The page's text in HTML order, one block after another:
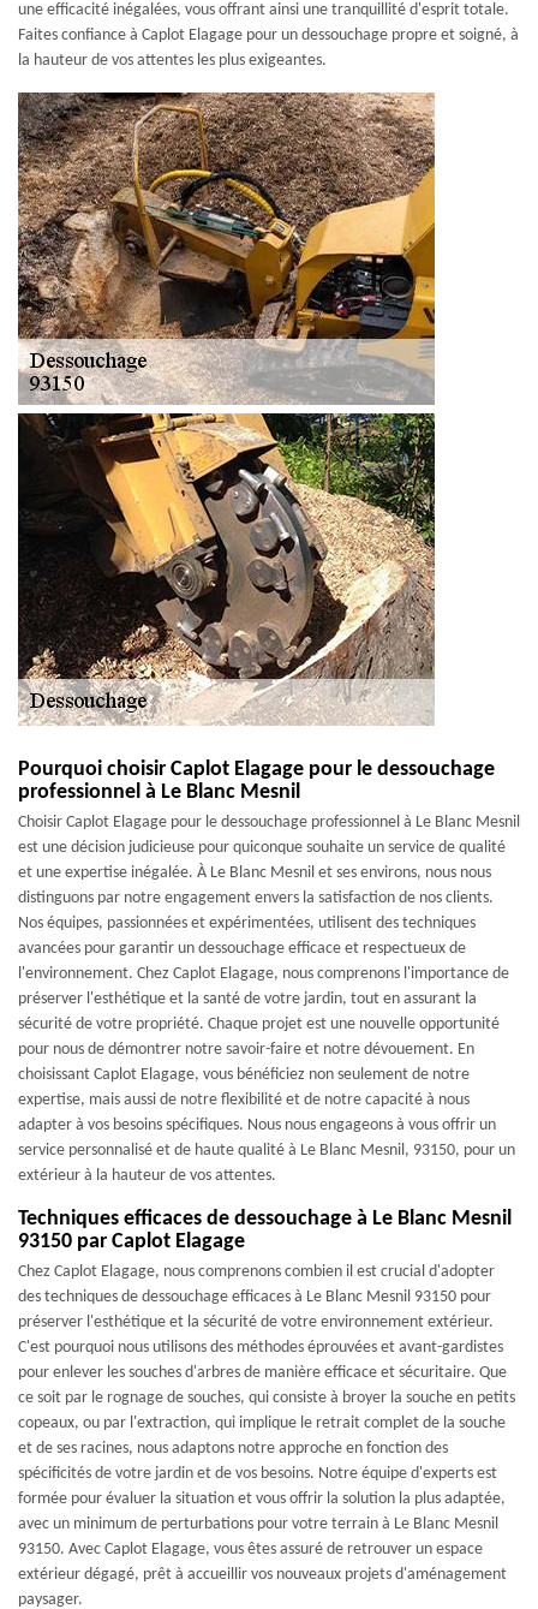
une efficacité inégalées, vous offrant ainsi une tranquillité d'esprit totale.
Faites confiance à Caplot Elagage pour un dessouchage propre et soigné, à
la hauteur de vos attentes les plus exigeantes.
Pourquoi choisir Caplot Elagage pour le dessouchage
professionnel à Le Blanc Mesnil
Choisir Caplot Elagage pour le dessouchage professionnel à Le Blanc Mesnil
est une décision judicieuse pour quiconque souhaite un service de qualité
et une expertise inégalée. À Le Blanc Mesnil et ses environs, nous nous
distinguons par notre engagement envers la satisfaction de nos clients.
Nos équipes, passionnées et expérimentées, utilisent des techniques
avancées pour garantir un dessouchage efficace et respectueux de
l'environnement. Chez Caplot Elagage, nous comprenons l'importance de
préserver l'esthétique et la santé de votre jardin, tout en assurant la
sécurité de votre propriété. Chaque projet est une nouvelle opportunité
pour nous de démontrer notre savoir-faire et notre dévouement. En
choisissant Caplot Elagage, vous bénéficiez non seulement de notre
expertise, mais aussi de notre flexibilité et de notre capacité à nous
adapter à vos besoins spécifiques. Nous nous engageons à vous offrir un
service personnalisé et de haute qualité à Le Blanc Mesnil, 93150, pour un
extérieur à la hauteur de vos attentes.
Techniques efficaces de dessouchage à Le Blanc Mesnil
93150 par Caplot Elagage
Chez Caplot Elagage, nous comprenons combien il est crucial d'adopter
des techniques de dessouchage efficaces à Le Blanc Mesnil 93150 pour
préserver l'esthétique et la sécurité de votre environnement extérieur.
C'est pourquoi nous utilisons des méthodes éprouvées et avant-gardistes
pour enlever les souches d'arbres de manière efficace et sécuritaire. Que
ce soit par le rognage de souches, qui consiste à broyer la souche en petits
copeaux, ou par l'extraction, qui implique le retrait complet de la souche
et de ses racines, nous adaptons notre approche en fonction des
spécificités de votre jardin et de vos besoins. Notre équipe d'experts est
formée pour évaluer la situation et vous offrir la solution la plus adaptée,
avec un minimum de perturbations pour votre terrain à Le Blanc Mesnil
93150. Avec Caplot Elagage, vous êtes assuré de retrouver un espace
extérieur dégagé, prêt à accueillir vos nouveaux projets d'aménagement
paysager.